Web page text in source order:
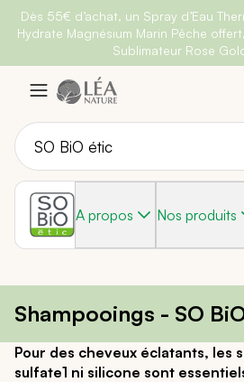
Belle semaine : Profitez de-25% +
d'achat avec le code
BRADERIE :-40% sur une
Dès 55€ d’achat, un Spray d’Eau
Hydrate Magnésium Marin Pêche
Sublimateur Rose
A propos Nos produits
Shampooings - SO
Pour des cheveux éclatants, les
sulfate1 ni silicone sont